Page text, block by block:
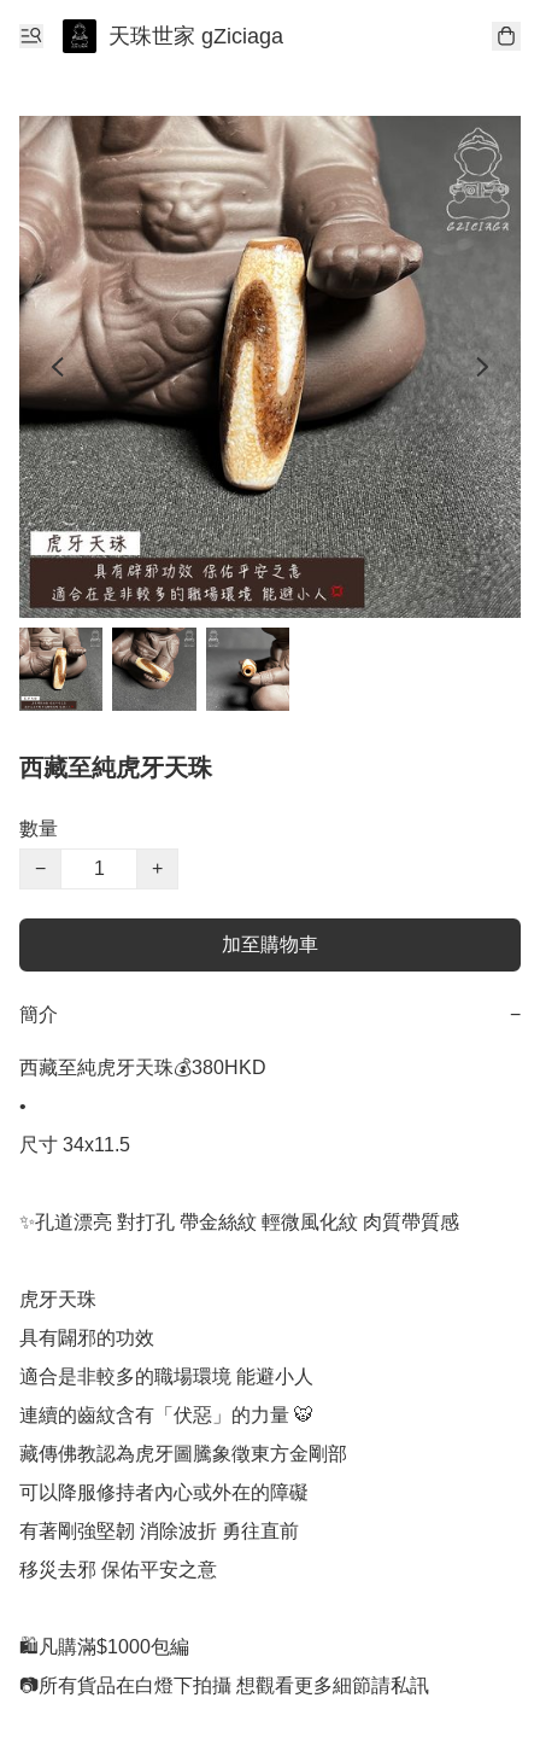
天珠世家 gZiciaga
西藏至純虎牙天珠
數量
−
+
加至購物車
簡介 −
西藏至純虎牙天珠💰380HKD
•
尺寸 34x11.5
✨孔道漂亮 對打孔 帶金絲紋 輕微風化紋 肉質帶質感
虎牙天珠
具有闢邪的功效
適合是非較多的職場環境 能避小人
連續的齒紋含有「伏惡」的力量 🐯
藏傳佛教認為虎牙圖騰象徵東方金剛部
可以降服修持者內心或外在的障礙
有著剛強堅韌 消除波折 勇往直前
移災去邪 保佑平安之意
🛍凡購滿$1000包編